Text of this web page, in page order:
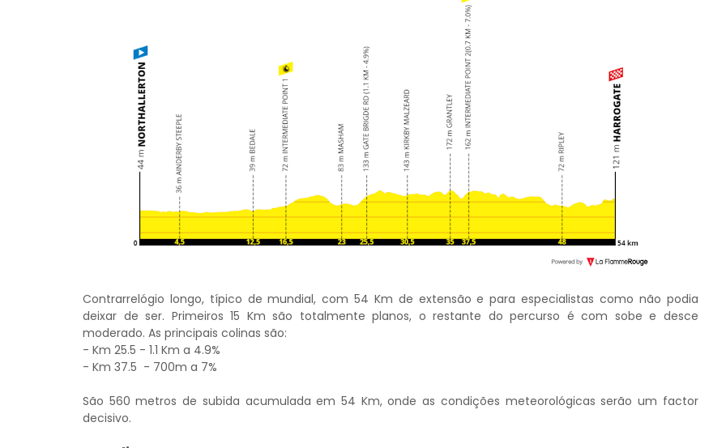
Contrarrelógio longo, típico de mundial, com 54 Km de extensão e para especialistas como não podia
deixar de ser. Primeiros 15 Km são totalmente planos, o restante do percurso é com sobe e desce
moderado. As principais colinas são:
- Km 25.5 - 1.1 Km a 4.9%
- Km 37.5 - 700m a 7%
São 560 metros de subida acumulada em 54 Km, onde as condições meteorológicas serão um factor
decisivo.